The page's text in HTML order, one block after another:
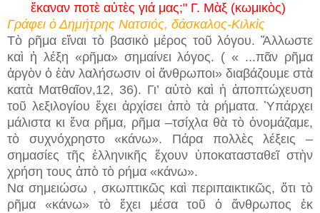
ἔκαναν ποτὲ αὐτὲς γιά μας;" Γ. Μὰξ (κωμικὸς)
Γράφει ὁ Δημήτρης Νατσιός, δάσκαλος-Κιλκὶς
Τὸ ρῆμα εἴναι τὸ βασικὸ μέρος τοῦ λόγου. Ἄλλωστε
καὶ ἡ λέξη «ρῆμα» σημαίνει λόγος. ( « ...πᾶν ρῆμα
ἀργὸν ὁ ἐὰν λαλήσωσιν οἱ ἄνθρωποι» διαβάζουμε στὰ
κατὰ Ματθαῖον,12, 36). Γι’ αὐτὸ καὶ ἡ ἀποπτώχευση
τοῦ λεξιλογίου ἔχει ἀρχίσει ἀπὸ τὰ ρήματα. Ὑπάρχει
μάλιστα κι ἕνα ρῆμα, ρῆμα –τσίχλα θὰ τὸ ὀνομάζαμε,
τὸ συχνόχρηστο «κάνω». Πάρα πολλὲς λέξεις –
σημασίες τῆς ἑλληνικῆς ἔχουν ὑποκατασταθεῖ στὴν
χρήση τους ἀπὸ τὸ ρήμα «κάνω».
Να σημειώσω , σκωπτικῶς καὶ περιπαικτικῶς, ὅτι τὸ
ρῆμα «κάνω» τὸ ἔχει μέσα τοῦ ὁ ἄνθρωπος ἐκ